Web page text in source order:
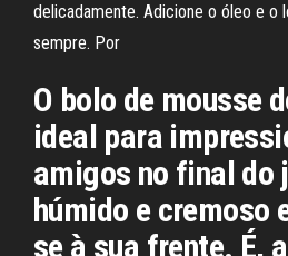
delicadamente. Adicione o óleo e o
sempre. Por
O bolo de mousse
ideal para
amigos no final do
húmido e cremoso
se à sua frente. É,